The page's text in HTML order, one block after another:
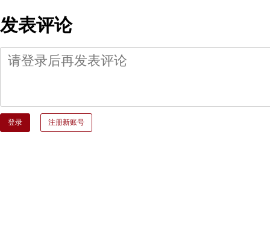
发表评论
登录 注册新账号